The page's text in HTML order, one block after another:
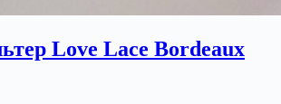
Love Lace Bordeaux